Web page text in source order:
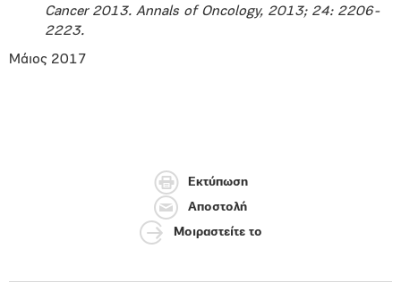
Cancer 2013. Annals of Oncology, 2013; 24: 2206-
2223.
Μάιος 2017
Εκτύπωση
Αποστολή
Μοιραστείτε το